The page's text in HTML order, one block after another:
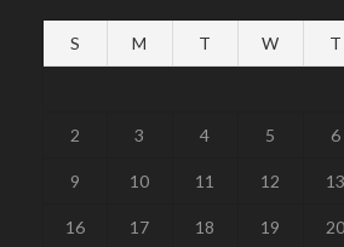
S M T W T
2 3 4 5 6
9 10 11 12 13
16 17 18 19 20